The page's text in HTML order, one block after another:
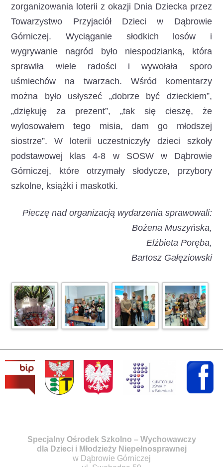
zorganizowania loterii z okazji Dnia Dziecka przez
Towarzystwo Przyjaciół Dzieci w Dąbrowie
Górniczej. Wyciąganie słodkich losów i
wygrywanie nagród było niespodzianką, która
sprawiła wiele radości i wywołała sporo
uśmiechów na twarzach. Wśród komentarzy
można było usłyszeć „dobrze być dzieckiem”,
„dziękuję za prezent”, „tak się cieszę, że
wylosowałem tego misia, dam go młodszej
siostrze”. W loterii uczestniczyły dzieci szkoły
podstawowej klas 4-8 w SOSW w Dąbrowie
Górniczej, które otrzymały słodycze, przybory
szkolne, książki i maskotki.
Pieczę nad organizacją wydarzenia sprawowali:
Bożena Muszyńska,
Elżbieta Poręba,
Bartosz Gałęziowski
Specjalny Ośrodek Szkolno – Wychowawczy
dla Dzieci i Młodzieży Niepełnosprawnej
w Dąbrowie Górniczej